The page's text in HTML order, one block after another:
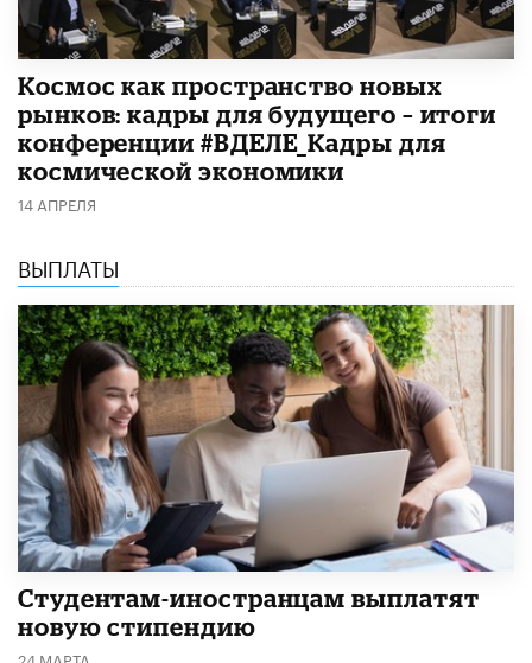
Космос как пространство новых
рынков: кадры для будущего – итоги
конференции #ВДЕЛЕ_Кадры для
космической экономики
14 АПРЕЛЯ
ВЫПЛАТЫ
Студентам-иностранцам выплатят
новую стипендию